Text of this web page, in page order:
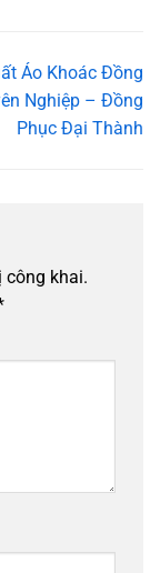
Áo Khoác Đồng
Nghiệp – Đồng
Phục Đại Thành
công khai.